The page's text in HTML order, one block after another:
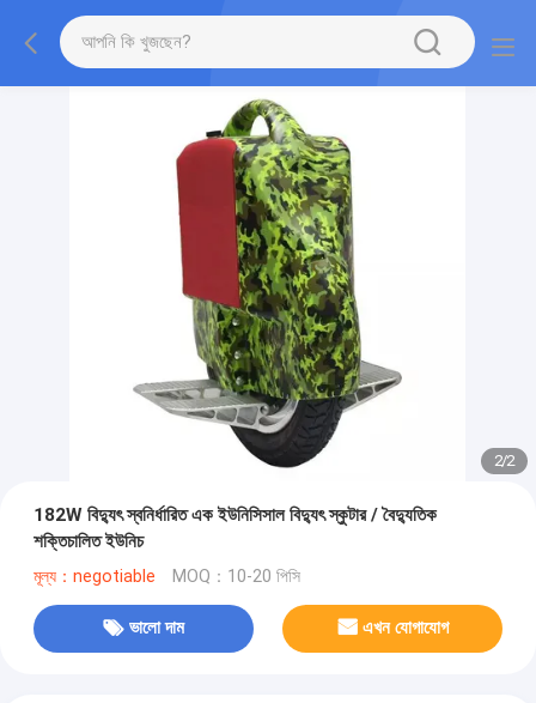
2/2
182W বিদ্যুৎ স্বনির্ধারিত এক ইউনিসিসাল বিদ্যুৎ স্কুটার / বৈদ্যুতিক
শক্তিচালিত ইউনিচ
মূল্য：negotiable MOQ：10-20 পিসি
ভালো দাম এখন যোগাযোগ